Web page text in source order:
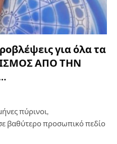
για όλα τα
ΑΠΟ ΤΗΝ
πύρινοι,
βαθύτερο προσωπικό πεδίο